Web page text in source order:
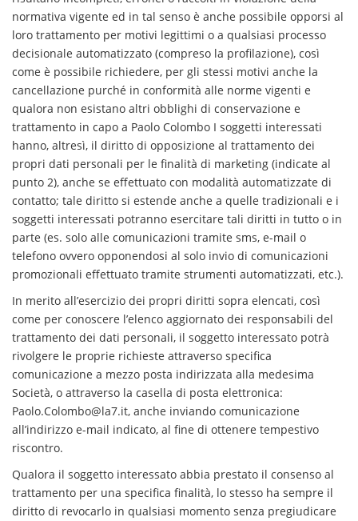
normativa vigente ed in tal senso è anche possibile opporsi al
loro trattamento per motivi legittimi o a qualsiasi processo
decisionale automatizzato (compreso la profilazione), così
come è possibile richiedere, per gli stessi motivi anche la
cancellazione purché in conformità alle norme vigenti e
qualora non esistano altri obblighi di conservazione e
trattamento in capo a Paolo Colombo I soggetti interessati
hanno, altresì, il diritto di opposizione al trattamento dei
propri dati personali per le finalità di marketing (indicate al
punto 2), anche se effettuato con modalità automatizzate di
contatto; tale diritto si estende anche a quelle tradizionali e i
soggetti interessati potranno esercitare tali diritti in tutto o in
parte (es. solo alle comunicazioni tramite sms, e-mail o
telefono ovvero opponendosi al solo invio di comunicazioni
promozionali effettuato tramite strumenti automatizzati, etc.).
In merito all’esercizio dei propri diritti sopra elencati, così
come per conoscere l’elenco aggiornato dei responsabili del
trattamento dei dati personali, il soggetto interessato potrà
rivolgere le proprie richieste attraverso specifica
comunicazione a mezzo posta indirizzata alla medesima
Società, o attraverso la casella di posta elettronica:
Paolo.Colombo@la7.it, anche inviando comunicazione
all’indirizzo e-mail indicato, al fine di ottenere tempestivo
riscontro.
Qualora il soggetto interessato abbia prestato il consenso al
trattamento per una specifica finalità, lo stesso ha sempre il
diritto di revocarlo in qualsiasi momento senza pregiudicare